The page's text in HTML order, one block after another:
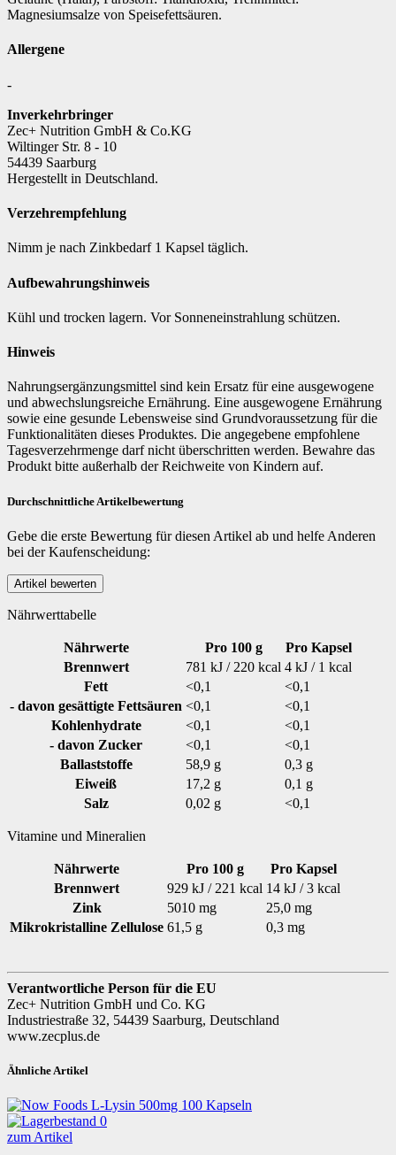
Magnesiumsalze von Speisefettsäuren.
Allergene
-
Inverkehrbringer
Zec+ Nutrition GmbH & Co.KG
Wiltinger Str. 8 - 10
54439 Saarburg
Hergestellt in Deutschland.
Verzehrempfehlung
Nimm je nach Zinkbedarf 1 Kapsel täglich.
Aufbewahrungshinweis
Kühl und trocken lagern. Vor Sonneneinstrahlung schützen.
Hinweis
Nahrungsergänzungsmittel sind kein Ersatz für eine ausgewogene
und abwechslungsreiche Ernährung. Eine ausgewogene Ernährung
sowie eine gesunde Lebensweise sind Grundvoraussetzung für die
Funktionalitäten dieses Produktes. Die angegebene empfohlene
Tagesverzehrmenge darf nicht überschritten werden. Bewahre das
Produkt bitte außerhalb der Reichweite von Kindern auf.
Durchschnittliche Artikelbewertung
Gebe die erste Bewertung für diesen Artikel ab und helfe Anderen
bei der Kaufenscheidung:
Nährwerttabelle
Nährwerte Pro 100 g
Pro Kapsel
Brennwert
781 kJ / 220 kcal 4 kJ / 1 kcal
Fett
<0,1
<0,1
- davon gesättigte Fettsäuren <0,1
<0,1
Kohlenhydrate
<0,1
<0,1
- davon Zucker
<0,1
<0,1
Ballaststoffe
58,9 g
0,3 g
Eiweiß
17,2 g
0,1 g
Salz
0,02 g <0,1
Vitamine und Mineralien
Nährwerte Pro 100 g
Pro Kapsel
Brennwert
929 kJ / 221 kcal 14 kJ / 3 kcal
Zink
5010 mg
25,0 mg
Mikrokristalline Zellulose 61,5 g 0,3 mg
Verantwortliche Person für die EU
Zec+ Nutrition GmbH und Co. KG
Industriestraße 32, 54439 Saarburg, Deutschland
www.zecplus.de
Ähnliche Artikel
zum Artikel